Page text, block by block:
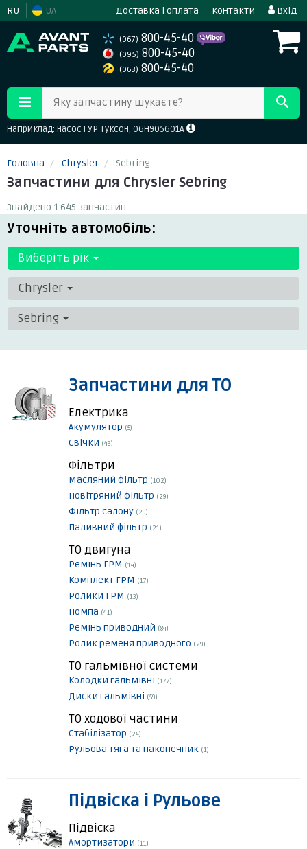
RU UA Доставка і оплата Контакти Вхід
(067) 800-45-40
(095) 800-45-40
(063) 800-45-40
Яку запчастину шукаєте?
Наприклад: насос ГУР Туксон, 06H905601A
Головна Chrysler Sebring
Запчастини для Chrysler Sebring
Знайдено 1 645 запчастин
Уточніть автомобіль:
Виберіть рік
Chrysler
Sebring
Запчастини для ТО
Електрика
Акумулятор (5)
Свічки (43)
Фільтри
Масляний фільтр (102)
Повітряний фільтр (29)
Фільтр салону (29)
Паливний фільтр (21)
ТО двигуна
Ремінь ГРМ (14)
Комплект ГРМ (17)
Ролики ГРМ (13)
Помпа (41)
Ремінь приводний (84)
Ролик ременя приводного (29)
ТО гальмівної системи
Колодки гальмівні (177)
Диски гальмівні (59)
ТО ходової частини
Стабілізатор (24)
Рульова тяга та наконечник (1)
Підвіска і Рульове
Підвіска
Амортизатори (11)